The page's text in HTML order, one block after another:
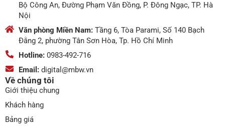
Bộ Công An, Đường Phạm Văn Đồng, P. Đông Ngạc, TP. Hà
Nội
Văn phòng Miền Nam: Tầng 6, Tòa Parami, Số 140 Bạch
Đằng 2, phường Tân Sơn Hòa, Tp. Hồ Chí Minh
Hotline: 0983-492-716
Email: digital@mbw.vn
Về chúng tôi
Giới thiệu chung
Khách hàng
Bảng giá